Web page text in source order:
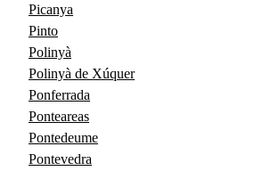
Picanya
Pinto
Polinyà
Polinyà de Xúquer
Ponferrada
Ponteareas
Pontedeume
Pontevedra